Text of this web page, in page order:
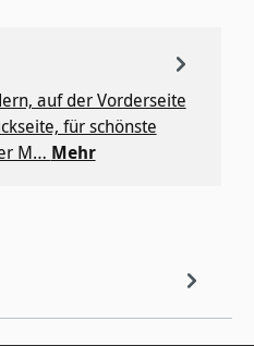
auf der Vorderseite
für ­schönste
M… Mehr